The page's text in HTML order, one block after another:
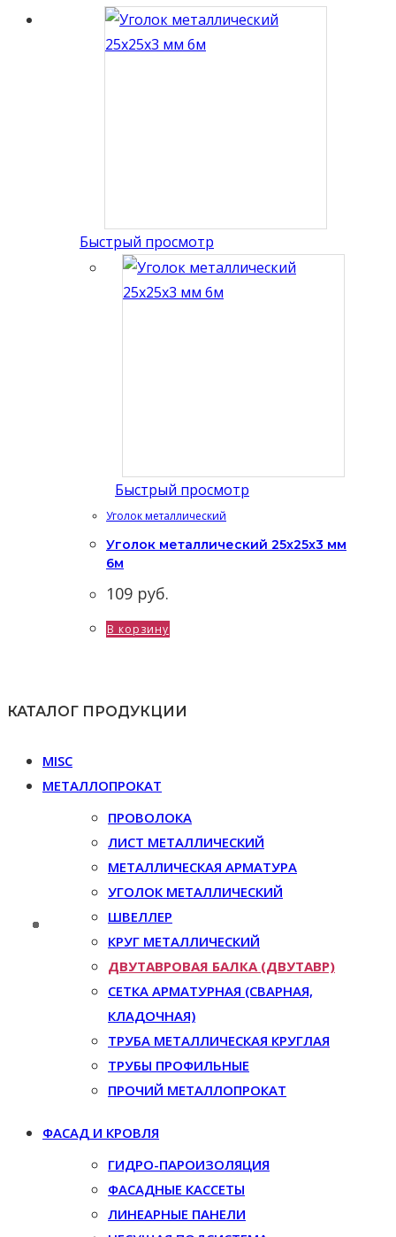
Быстрый просмотр
Быстрый просмотр
Уголок металлический
Уголок металлический 25x25x3 мм
6м
109 руб.
В корзину
КАТАЛОГ ПРОДУКЦИИ
MISC
МЕТАЛЛОПРОКАТ
ПРОВОЛОКА
ЛИСТ МЕТАЛЛИЧЕСКИЙ
МЕТАЛЛИЧЕСКАЯ АРМАТУРА
УГОЛОК МЕТАЛЛИЧЕСКИЙ
ШВЕЛЛЕР
КРУГ МЕТАЛЛИЧЕСКИЙ
ДВУТАВРОВАЯ БАЛКА (ДВУТАВР)
СЕТКА АРМАТУРНАЯ (СВАРНАЯ,
КЛАДОЧНАЯ)
ТРУБА МЕТАЛЛИЧЕСКАЯ КРУГЛАЯ
ТРУБЫ ПРОФИЛЬНЫЕ
ПРОЧИЙ МЕТАЛЛОПРОКАТ
ФАСАД И КРОВЛЯ
ГИДРО-ПАРОИЗОЛЯЦИЯ
ФАСАДНЫЕ КАССЕТЫ
ЛИНЕАРНЫЕ ПАНЕЛИ